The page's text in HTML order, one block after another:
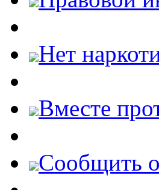
Нет
Вместе
Cообщить